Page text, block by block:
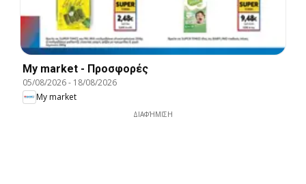
My market - Προσφορές
05/08/2026- 18/08/2026
My market
ΔΙΑΦΉΜΙΣΗ